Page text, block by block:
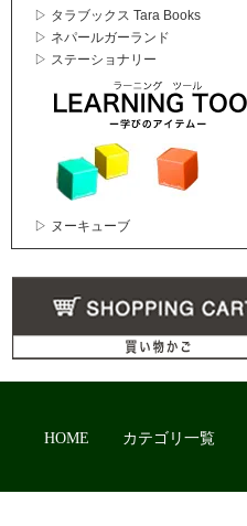
▷ タラブックス Tara Books
▷ ネパールガーランド
▷ ステーショナリー
▷ ヌーキューブ
HOME カテゴリ一覧